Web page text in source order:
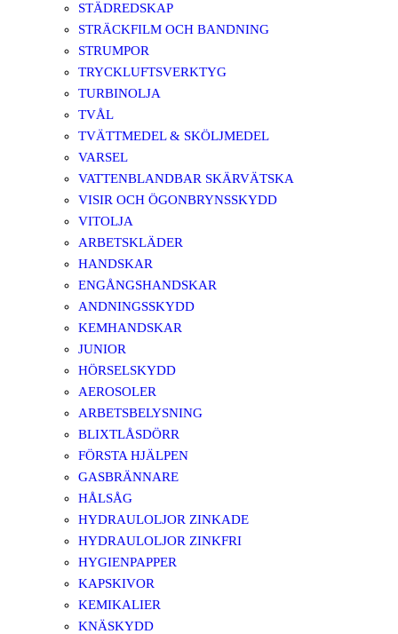
STÄDREDSKAP
STRÄCKFILM OCH BANDNING
STRUMPOR
TRYCKLUFTSVERKTYG
TURBINOLJA
TVÅL
TVÄTTMEDEL & SKÖLJMEDEL
VARSEL
VATTENBLANDBAR SKÄRVÄTSKA
VISIR OCH ÖGONBRYNSSKYDD
VITOLJA
ARBETSKLÄDER
HANDSKAR
ENGÅNGSHANDSKAR
ANDNINGSSKYDD
KEMHANDSKAR
JUNIOR
HÖRSELSKYDD
AEROSOLER
ARBETSBELYSNING
BLIXTLÅSDÖRR
FÖRSTA HJÄLPEN
GASBRÄNNARE
HÅLSÅG
HYDRAULOLJOR ZINKADE
HYDRAULOLJOR ZINKFRI
HYGIENPAPPER
KAPSKIVOR
KEMIKALIER
KNÄSKYDD